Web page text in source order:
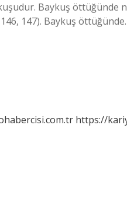
Baykuş öttüğünde
147). Baykuş
https://